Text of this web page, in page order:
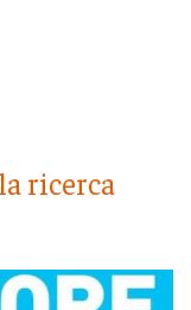
ricerca